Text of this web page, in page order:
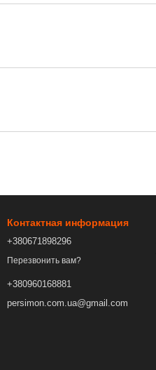
Контактная информация
+380671898296
Перезвонить вам?
+380960168881
persimon.com.ua@gmail.com